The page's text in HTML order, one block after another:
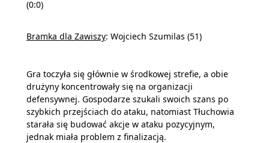
(0:0)
Bramka dla Zawiszy: Wojciech Szumilas (51)
Gra toczyła się głównie w środkowej strefie, a obie
drużyny koncentrowały się na organizacji
defensywnej. Gospodarze szukali swoich szans po
szybkich przejściach do ataku, natomiast Tłuchowia
starała się budować akcje w ataku pozycyjnym,
jednak miała problem z finalizacją.